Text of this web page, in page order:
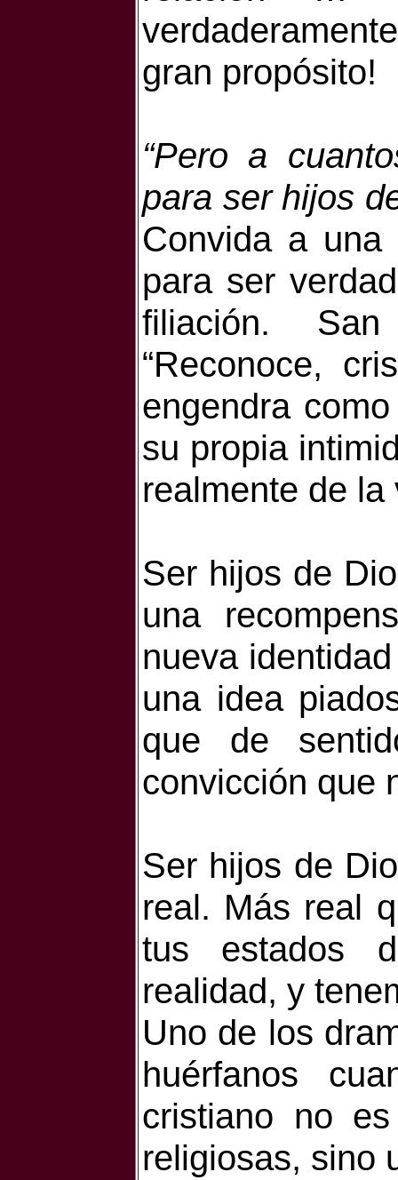
gran propósito!
“Pero a
para ser hijos
Convida a
para ser
filiación.
“Reconoce,
engendra
su propia
realmente de
Ser hijos de
una
nueva
una idea
que de
convicción que
Ser hijos de
real. Más real
tus estados
realidad, y
Uno de los
huérfanos
cristiano no
religiosas, sino